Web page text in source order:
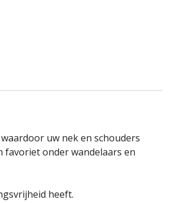
uw nek en schouders
favoriet onder wandelaars en
heeft.